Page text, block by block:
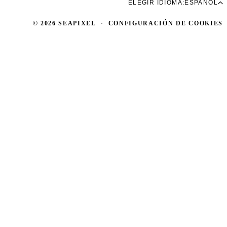
ELEGIR IDIOMA: ESPAÑOL
© 2026 SEAPIXEL · CONFIGURACIÓN DE COOKIES